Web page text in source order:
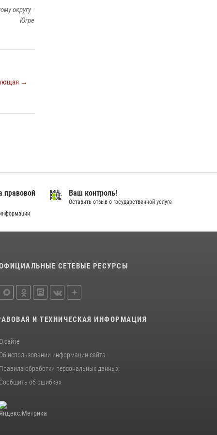
округу -
Югре
→
правовой Ваш контроль!
Оставить отзыв о государственной услуге
СЕТЕВЫЕ РЕСУРСЫ
И ТЕХНИЧЕСКАЯ ИНФОРМАЦИЯ
сайте
использовании информации сайта
обработки персональных данных
об ошибках